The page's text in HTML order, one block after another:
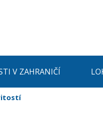
V ZAHRANIČÍ